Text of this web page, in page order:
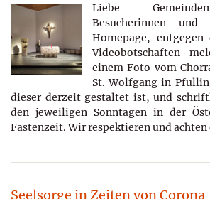
Liebe
Besucherinnen und
Homepage,
Videobotschaften
einem Foto vom
St. Wolfgang in
dieser derzeit gestaltet ist, und
den jeweiligen Sonntagen in der
Fastenzeit. Wir respektieren und achten
Seelsorge in Zeiten von Corona